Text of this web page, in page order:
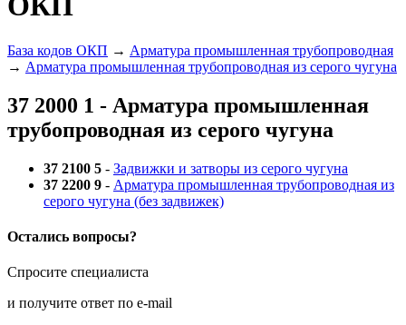
База кодов ОКП → Арматура промышленная трубопроводная
→ Арматура промышленная трубопроводная из серого чугуна
37 2000 1 - Арматура промышленная
трубопроводная из серого чугуна
37 2100 5 - Задвижки и затворы из серого чугуна
37 2200 9 - Арматура промышленная трубопроводная из
серого чугуна (без задвижек)
Остались вопросы?
Спросите специалиста
и получите ответ по e-mail